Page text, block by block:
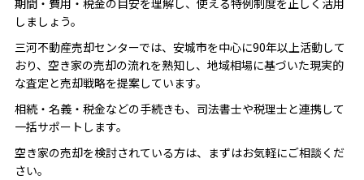
期間・費用・税金の目安を理解し、使える特例制度を正しく活用
しましょう。
三河不動産売却センターでは、安城市を中心に90年以上活動して
おり、空き家の売却の流れを熟知し、地域相場に基づいた現実的
な査定と売却戦略を提案しています。
相続・名義・税金などの手続きも、司法書士や税理士と連携して
一括サポートします。
空き家の売却を検討されている方は、まずはお気軽にご相談くだ
さい。